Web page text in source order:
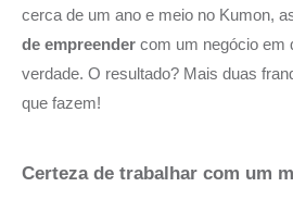
cerca de um ano e meio no Kumon,
de empreender com um negócio em
verdade. O resultado? Mais duas
que fazem!
Certeza de trabalhar com um